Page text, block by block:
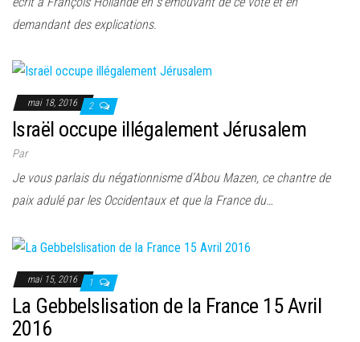
demandant des explications.
mai 18, 2016 2
Israël occupe illégalement Jérusalem
Par
Je vous parlais du négationnisme d’Abou Mazen, ce chantre de
paix adulé par les Occidentaux et que la France du…
mai 15, 2016 1
La Gebbelslisation de la France 15 Avril
2016